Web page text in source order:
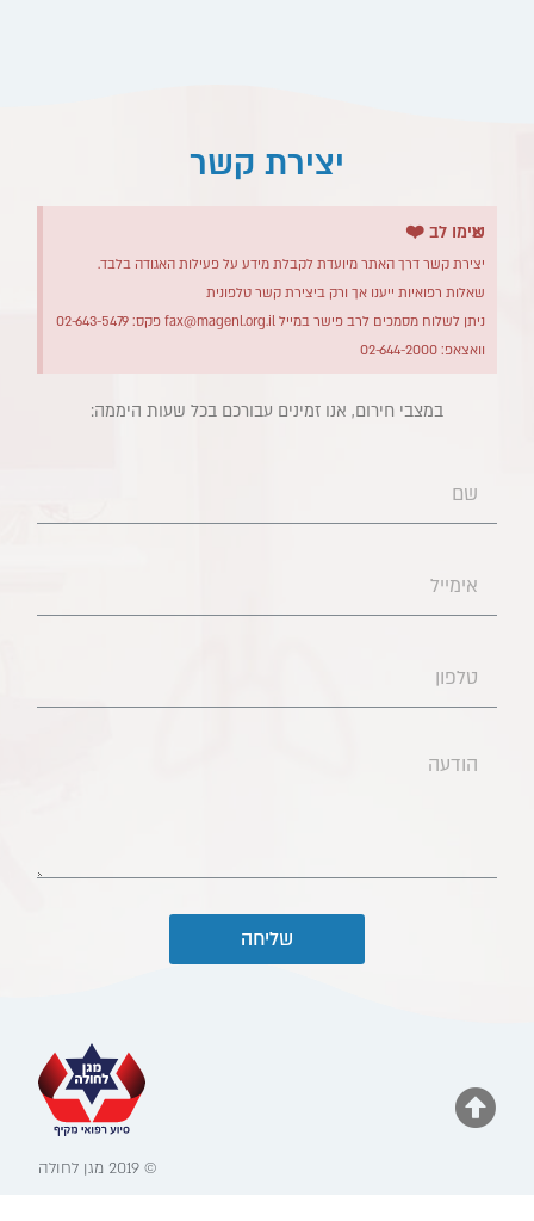
יצירת קשר
שימו לב ❤️
יצירת קשר דרך האתר מיועדת לקבלת מידע על פעילות האגודה בלבד.
שאלות רפואיות ייענו אך ורק ביצירת קשר טלפונית
ניתן לשלוח מסמכים לרב פישר במיילfax@magenl.org.il
פקס: 02-643-5479
וואצאפ: 02-644-2000
×
במצבי חירום, אנו זמינים עבורכם בכל שעות היממה:​
שליחה
© 2019 מגן לחולה